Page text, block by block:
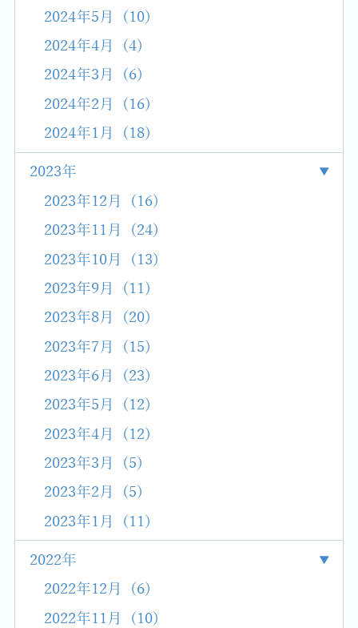
2024年5月 (10)
2024年4月 (4)
2024年3月 (6)
2024年2月 (16)
2024年1月 (18)
2023年
2023年12月 (16)
2023年11月 (24)
2023年10月 (13)
2023年9月 (11)
2023年8月 (20)
2023年7月 (15)
2023年6月 (23)
2023年5月 (12)
2023年4月 (12)
2023年3月 (5)
2023年2月 (5)
2023年1月 (11)
2022年
2022年12月 (6)
2022年11月 (10)